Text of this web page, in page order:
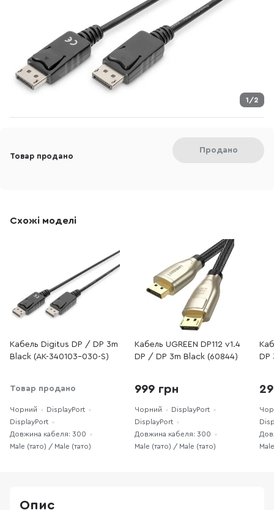
1/2
Товар продано
Продано
Схожі моделі
Кабель Digitus DP / DP 3m
Black (AK-340103-030-S)
Товар продано
Чорний
DisplayPort
DisplayPort
Довжина кабеля: 300
Male (тато) / Male (тато)
Кабель UGREEN DP112 v1.4
DP / DP 3m Black (60844)
999 грн
Чорний
DisplayPort
DisplayPort
Довжина кабеля: 300
Male (тато) / Male (тато)
DP
Опис